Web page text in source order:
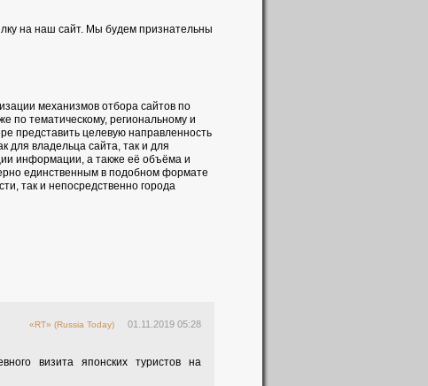
на наш сайт. Мы будем признательны
механизмов отбора сайтов по
по тематическому, региональному и
представить целевую направленность
для владельца сайта, так и для
информации, а также её объёма и
единственным в подобном формате
так и непосредственно города
01.11.2019 05:28
«RT» (Russia Today)
визита японских туристов на